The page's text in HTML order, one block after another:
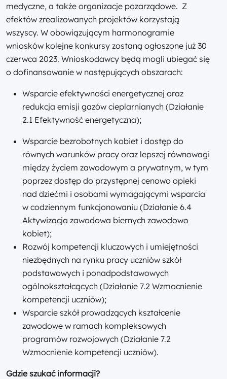
medyczne, a także organizacje pozarządowe. Z
efektów zrealizowanych projektów korzystają
wszyscy. W obowiązującym harmonogramie
wniosków kolejne konkursy zostaną ogłoszone już 30
czerwca 2023. Wnioskodawcy będą mogli ubiegać się
o dofinansowanie w następujących obszarach:
Wsparcie efektywności energetycznej oraz
redukcja emisji gazów cieplarnianych (Działanie
2.1 Efektywność energetyczna);
Wsparcie bezrobotnych kobiet i dostęp do
równych warunków pracy oraz lepszej równowagi
między życiem zawodowym a prywatnym, w tym
poprzez dostęp do przystępnej cenowo opieki
nad dziećmi i osobami wymagającymi wsparcia
w codziennym funkcjonowaniu (Działanie 6.4
Aktywizacja zawodowa biernych zawodowo
kobiet);
Rozwój kompetencji kluczowych i umiejętności
niezbędnych na rynku pracy uczniów szkół
podstawowych i ponadpodstawowych
ogólnokształcących (Działanie 7.2 Wzmocnienie
kompetencji uczniów);
Wsparcie szkół prowadzących kształcenie
zawodowe w ramach kompleksowych
programów rozwojowych (Działanie 7.2
Wzmocnienie kompetencji uczniów).
Gdzie szukać informacji?